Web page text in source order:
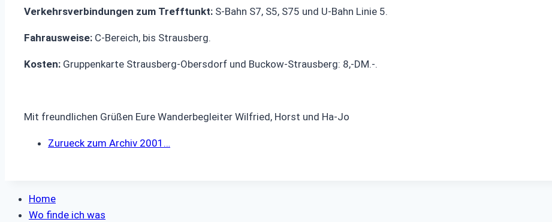
Verkehrsverbindungen zum Trefftunkt: S-Bahn S7, S5, S75 und U-Bahn Linie 5.
Fahrausweise: C-Bereich, bis Strausberg.
Kosten: Gruppenkarte Strausberg-Obersdorf und Buckow-Strausberg: 8,-DM.-.
Mit freundlichen Grüßen Eure Wanderbegleiter Wilfried, Horst und Ha-Jo
Zurueck zum Archiv 2001…
Home
Wo finde ich was